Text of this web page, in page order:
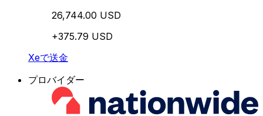
26,744.00 USD
+375.79 USD
Xeで送金
プロバイダー